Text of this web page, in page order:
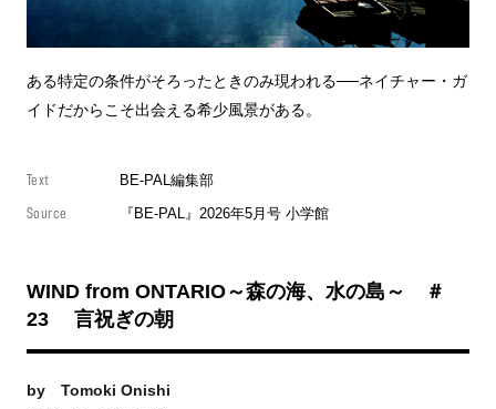
ある特定の条件がそろったときのみ現われる──ネイチャー・ガ
イドだからこそ出会える希少風景がある。
Text BE-PAL編集部
Source 『BE-PAL』2026年5月号 小学館
WIND from ONTARIO～森の海、水の島～ ＃
23 言祝ぎの朝
by Tomoki Onishi